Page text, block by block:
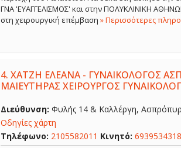
ΓΝΑ 'ΕΥΑΓΓΕΛΙΣΜΟΣ' και στην ΠΟΛΥΚΛΙΝΙΚΗ
στη χειρουργική επέμβαση » Περισσότερες
4. ΧΑΤΖΗ ΕΛΕΑΝΑ - ΓΥΝΑΙΚΟΛΟΓΟΣ
ΜΑΙΕΥΤΗΡΑΣ ΧΕΙΡΟΥΡΓΟΣ
Διεύθυνση: Φυλής 14 & Καλλέργη,
Οδηγίες χάρτη
Τηλέφωνο: 2105582011 Κινητό: 6939534318